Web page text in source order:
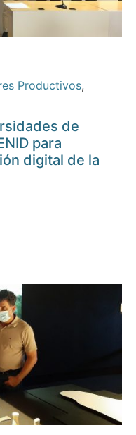
Productivos,
de
para
digital de la